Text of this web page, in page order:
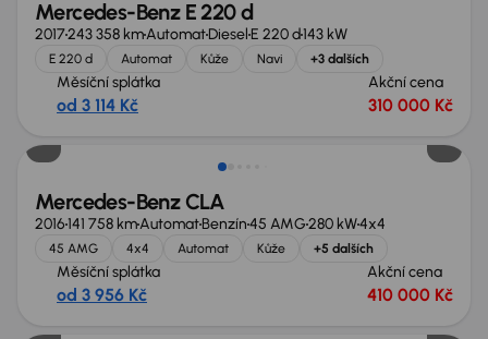
Mercedes-Benz E 220 d
2017243 358 kmAutomatDiesel E 220 d143 kW
E 220 d Automat Kůže Navi +3 dalších
Měsíční splátka
od 3 114 Kč
Akční cena
310 000 Kč
Zlevněno o 50 000 Kč
Mercedes-Benz CLA
2016141 758 kmAutomatBenzín45 AMG280 kW4x4
45 AMG 4x4 Automat Kůže +5 dalších
Měsíční splátka
od 3 956 Kč
Akční cena
410 000 Kč
Zlevněno o 10 000 Kč